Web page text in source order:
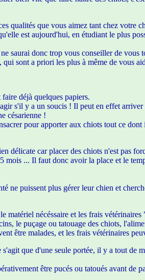
qualités que vous aimez tant chez votre
est aujourd'hui, en étudiant le plus
saurai donc trop vous conseiller de vous
sont a priori les plus à même de vous
déjà quelques papiers.
s'il y a un soucis ! Il peut en effet
césarienne !
pour apporter aux chiots tout ce
délicate car placer des chiots n'est pas
mois ... Il faut donc avoir la place et le
ne puissent plus gérer leur chien et
matériel nécéssaire et les frais
le puçage ou tatouage des chiots,
être malades, et les frais vétérinaires
que d'une seule portée, il y a tout de
être pucés ou tatoués avant de